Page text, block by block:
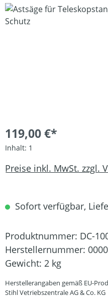
Bildergalerie überspringen
119,00 €*
Inhalt: 1
Preise inkl. MwSt. zzgl.
Sofort verfügbar,
Produktnummer: DC-
Herstellernummer:
Gewicht: 2 kg
Herstellerangaben gemäß EU-
Stihl Vetriebszentrale AG & Co. KG